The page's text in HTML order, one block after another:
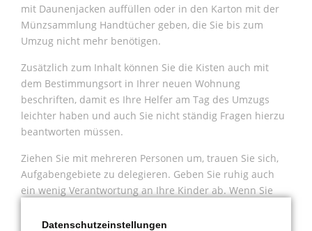
mit Daunenjacken auffüllen oder in den Karton mit der
Münzsammlung Handtücher geben, die Sie bis zum
Umzug nicht mehr benötigen.
Zusätzlich zum Inhalt können Sie die Kisten auch mit
dem Bestimmungsort in Ihrer neuen Wohnung
beschriften, damit es Ihre Helfer am Tag des Umzugs
leichter haben und auch Sie nicht ständig Fragen hierzu
beantworten müssen.
Ziehen Sie mit mehreren Personen um, trauen Sie sich,
Aufgabengebiete zu delegieren. Geben Sie ruhig auch
ein wenig Verantwortung an Ihre Kinder ab. Wenn Sie
Unterhaltungstechnik zuständig bestimmen, wird er sich
Datenschutzeinstellungen